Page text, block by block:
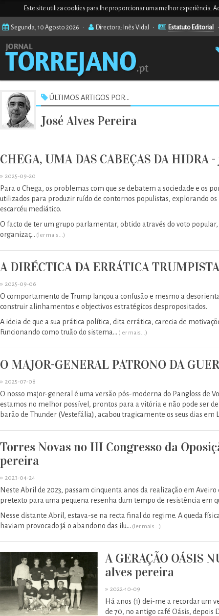
Este site utiliza cookies para lhe proporcionar uma melhor experiência.
Segunda, 10 Agosto 2026 • Directora: Inês Vidal • Estatuto Editorial
ÚLTIMOS ARTIGOS POR...
José Alves Pereira
CHEGA, UMA DAS CABEÇAS DA HIDRA
» 2025-09-20
Para o Chega, os problemas com que se debatem a sociedade e os
utilizados para produzir ruído de contornos populistas, explorando
escarcéu mediático.
O facto de ter um grupo parlamentar, obtido através do voto
organizaç... (ler mais...)
A DIRÉCTICA DA ERRÁTICA TRUMPISTA
» 2025-09-06
O comportamento de Trump lançou a confusão e mesmo a
construir alinhamentos e objectivos estratégicos despropositados.
A ideia de que a sua prática política, dita errática, carecia de
Funcionando como truão do sistema... (ler mais...)
O MAJOR-GENERAL PATRONO DA
» 2025-07-08
O nosso major-general é uma versão pós-moderna do Pangloss de
estamos no melhor possível, prontos para a vitória e não pode ser
barão de Thunder (Vestefália), acabou tragicamente os seus dias em
Torres Novas no III Congresso da
pereira
» 2023-04-24
Neste Abril de 2023, passam cinquenta anos da realização em
pretexto para uma pequena resenha dum tempo de resistência em
Nesse distante Abril, estava-se na recta final do regime. A queda
haviam provocado já o abandono das ilu... (ler mais...)
​A GERAÇÃO OÁSIS
alves pereira
» 2022-10-09
Há anos (1) dei-me a recordar um
de 70, no antigo café Oásis, depois